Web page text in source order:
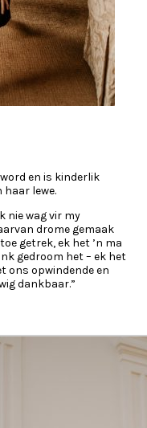
en is kinderlik
lewe.
nie wag vir my
drome gemaak
getrek, ek het ’n ma
gedroom het – ek het
ons opwindende en
dankbaar.”